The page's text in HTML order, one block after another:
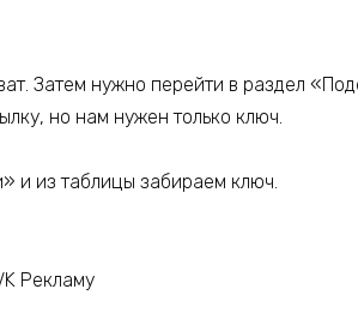
Затем нужно перейти в раздел
но нам нужен только ключ.
и из таблицы забираем ключ.